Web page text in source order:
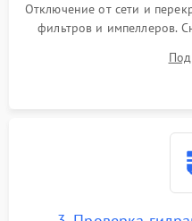
Отключение от сети и
фильтров и импеллеров.
циркуляционному